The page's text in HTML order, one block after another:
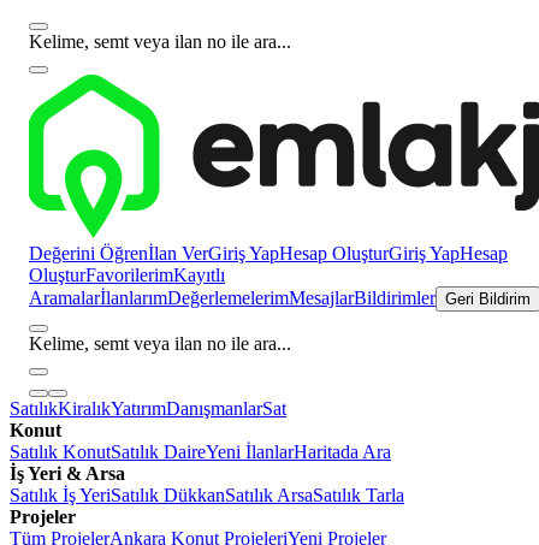
Kelime, semt veya ilan no ile ara...
Değerini Öğrenİlan VerGiriş YapHesap OluşturGiriş YapHesap
OluşturFavorilerimKayıtlı
AramalarİlanlarımDeğerlemelerimMesajlarBildirimler Geri Bildirim
Kelime, semt veya ilan no ile ara...
SatılıkKiralıkYatırımDanışmanlarSat
Konut
Satılık KonutSatılık DaireYeni İlanlarHaritada Ara
İş Yeri & Arsa
Satılık İş YeriSatılık DükkanSatılık ArsaSatılık Tarla
Projeler
Tüm ProjelerAnkara Konut ProjeleriYeni Projeler